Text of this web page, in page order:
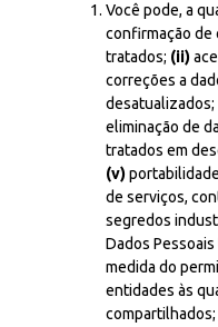
Você pode, a
confirmação de
tratados; (ii)
correções a
desatualizados;
eliminação de
tratados em
(v)
de serviços,
segredos
Dados
medida do
entidades às
compartilhados;